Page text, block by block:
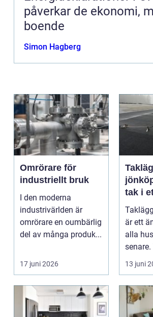
påverkar de ekonomi,
boende
Simon Hagberg
Omrörare för
industriellt bruk
I den moderna
industrivärlden är
omrörare en oumbärlig
del av många produk...
17 juni 2026
jönköping
tak i
är ett
alla
senare.
13 juni